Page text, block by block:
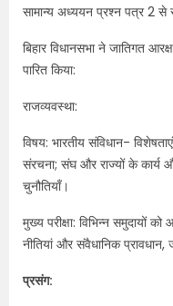
सामान्य अध्ययन प्रश्न पत्र 2 से
बिहार विधानसभा ने जातिगत
पारित किया:
राजव्यवस्था:
विषय: भारतीय संविधान-
संरचना; संघ और राज्यों के कार्य
चुनौतियाँ।
मुख्य परीक्षा: विभिन्न समुदायों
नीतियां और संवैधानिक
प्रसंग: